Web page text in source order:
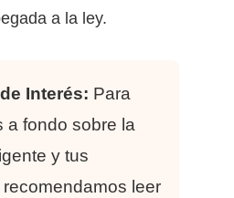
a la ley.
Interés: Para
a fondo sobre la
y tus
leer